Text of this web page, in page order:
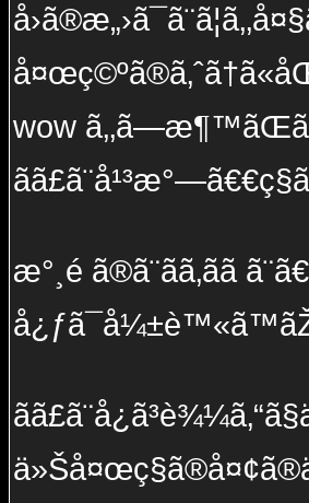
wow
æ°¸é ã®ã¨ãã‚ãã